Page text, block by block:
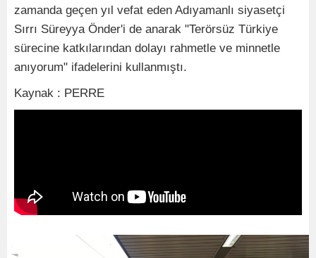
zamanda geçen yıl vefat eden Adıyamanlı siyasetçi
Sırrı Süreyya Önder'i de anarak "Terörsüz Türkiye
sürecine katkılarından dolayı rahmetle ve minnetle
anıyorum" ifadelerini kullanmıştı.
Kaynak : PERRE